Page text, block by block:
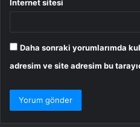
İnternet sitesi
Daha sonraki yorumlarımda
adresim ve site adresim bu